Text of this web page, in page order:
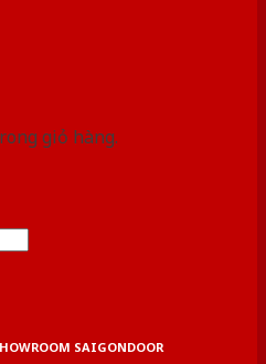
giỏ hàng.
SAIGONDOOR